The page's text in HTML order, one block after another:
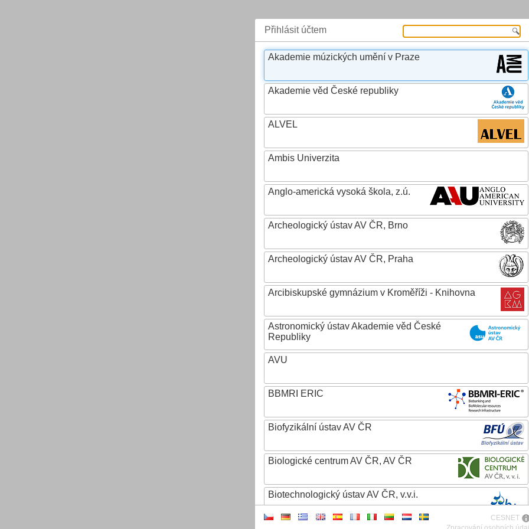
Přihlásit účtem
Akademie múzických umění v Praze
Akademie věd České republiky
ALVEL
Ambis Univerzita
Anglo-americká vysoká škola, z.ú.
Archeologický ústav AV ČR, Brno
Archeologický ústav AV ČR, Praha
Arcibiskupské gymnázium v Kroměříži - Knihovna
Astronomický ústav Akademie věd České
Republiky
AVU
BBMRI ERIC
Biofyzikální ústav AV ČR
Biologické centrum AV ČR, AV ČR
Biotechnologický ústav AV ČR, v.v.i.
CESNET